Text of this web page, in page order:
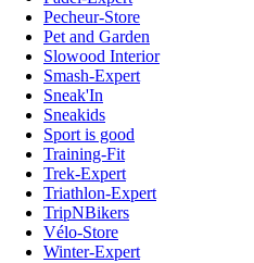
Pecheur-Store
Pet and Garden
Slowood Interior
Smash-Expert
Sneak'In
Sneakids
Sport is good
Training-Fit
Trek-Expert
Triathlon-Expert
TripNBikers
Vélo-Store
Winter-Expert